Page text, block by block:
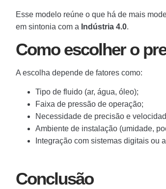
Esse modelo reúne o que há de mais
em sintonia com a Indústria 4.0.
Como escolher o
A escolha depende de fatores como:
Tipo de fluido (ar, água, óleo);
Faixa de pressão de operação;
Necessidade de precisão e
Ambiente de instalação (umidade,
Integração com sistemas digitais ou
Conclusão